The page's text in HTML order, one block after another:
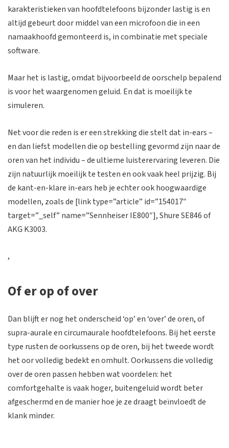
karakteristieken van hoofdtelefoons bijzonder lastig is en
altijd gebeurt door middel van een microfoon die in een
namaakhoofd gemonteerd is, in combinatie met speciale
software.
Maar het is lastig, omdat bijvoorbeeld de oorschelp bepalend
is voor het waargenomen geluid. En dat is moeilijk te
simuleren.
Net voor die reden is er een strekking die stelt dat in-ears –
en dan liefst modellen die op bestelling gevormd zijn naar de
oren van het individu – de ultieme luisterervaring leveren. Die
zijn natuurlijk moeilijk te testen en ook vaak heel prijzig. Bij
de kant-en-klare in-ears heb je echter ook hoogwaardige
modellen, zoals de [link type=”article” id=”154017″
target=”_self” name=”Sennheiser IE800″], Shure SE846 of
AKG K3003.
,
Of er op of over
Dan blijft er nog het onderscheid ‘op’ en ‘over’ de oren, of
supra-aurale en circumaurale hoofdtelefoons. Bij het eerste
type rusten de oorkussens op de oren, bij het tweede wordt
het oor volledig bedekt en omhult. Oorkussens die volledig
over de oren passen hebben wat voordelen: het
comfortgehalte is vaak hoger, buitengeluid wordt beter
afgeschermd en de manier hoe je ze draagt beïnvloedt de
klank minder.